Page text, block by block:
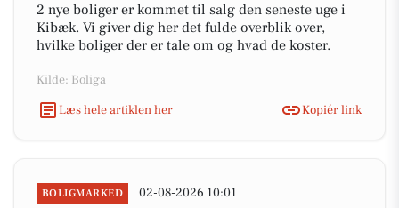
2 nye boliger er kommet til salg den seneste uge i
Kibæk. Vi giver dig her det fulde overblik over,
hvilke boliger der er tale om og hvad de koster.
Kilde: Boliga
Læs hele artiklen her
Kopiér link
BOLIGMARKED 02-08-2026 10:01